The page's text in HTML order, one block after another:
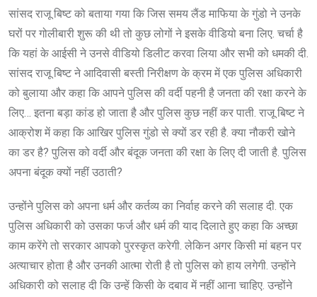
सांसद राजू बिष्ट को बताया गया कि जिस समय लैंड माफिया के गुंडो ने उनके
घरों पर गोलीबारी शुरू की थी तो कुछ लोगों ने इसके वीडियो बना लिए. चर्चा है
कि यहां के आईसी ने उनसे वीडियो डिलीट करवा लिया और सभी को धमकी दी.
सांसद राजू बिष्ट ने आदिवासी बस्ती निरीक्षण के क्रम में एक पुलिस अधिकारी
को बुलाया और कहा कि आपने पुलिस की वर्दी पहनी है जनता की रक्षा करने के
लिए… इतना बड़ा कांड हो जाता है और पुलिस कुछ नहीं कर पाती. राजू बिष्ट ने
आक्रोश में कहा कि आखिर पुलिस गुंडो से क्यों डर रही है. क्या नौकरी खोने
का डर है? पुलिस को वर्दी और बंदूक जनता की रक्षा के लिए दी जाती है. पुलिस
अपना बंदूक क्यों नहीं उठाती?
उन्होंने पुलिस को अपना धर्म और कर्तव्य का निर्वाह करने की सलाह दी. एक
पुलिस अधिकारी को उसका फर्ज और धर्म की याद दिलाते हुए कहा कि अच्छा
काम करेंगे तो सरकार आपको पुरस्कृत करेगी. लेकिन अगर किसी मां बहन पर
अत्याचार होता है और उनकी आत्मा रोती है तो पुलिस को हाय लगेगी. उन्होंने
अधिकारी को सलाह दी कि उन्हें किसी के दबाव में नहीं आना चाहिए. उन्होंने